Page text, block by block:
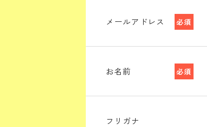
メールアドレス 必須
お名前 必須
フリガナ